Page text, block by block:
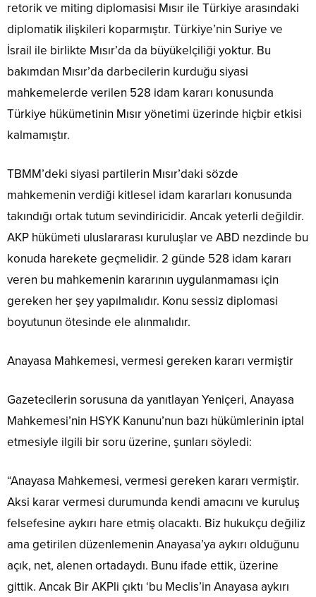
retorik ve miting diplomasisi Mısır ile Türkiye arasındaki
diplomatik ilişkileri koparmıştır. Türkiye’nin Suriye ve
İsrail ile birlikte Mısır’da da büyükelçiliği yoktur. Bu
bakımdan Mısır’da darbecilerin kurduğu siyasi
mahkemelerde verilen 528 idam kararı konusunda
Türkiye hükümetinin Mısır yönetimi üzerinde hiçbir etkisi
kalmamıştır.
TBMM’deki siyasi partilerin Mısır’daki sözde
mahkemenin verdiği kitlesel idam kararları konusunda
takındığı ortak tutum sevindiricidir. Ancak yeterli değildir.
AKP hükümeti uluslararası kuruluşlar ve ABD nezdinde bu
konuda harekete geçmelidir. 2 günde 528 idam kararı
veren bu mahkemenin kararının uygulanmaması için
gereken her şey yapılmalıdır. Konu sessiz diplomasi
boyutunun ötesinde ele alınmalıdır.
Anayasa Mahkemesi, vermesi gereken kararı vermiştir
Gazetecilerin sorusuna da yanıtlayan Yeniçeri, Anayasa
Mahkemesi’nin HSYK Kanunu’nun bazı hükümlerinin iptal
etmesiyle ilgili bir soru üzerine, şunları söyledi:
“Anayasa Mahkemesi, vermesi gereken kararı vermiştir.
Aksi karar vermesi durumunda kendi amacını ve kuruluş
felsefesine aykırı hare etmiş olacaktı. Biz hukukçu değiliz
ama getirilen düzenlemenin Anayasa’ya aykırı olduğunu
açık, net, alenen ortadaydı. Bunu ifade ettik, üzerine
gittik. Ancak Bir AKPli çıktı ‘bu Meclis’in Anayasa aykırı